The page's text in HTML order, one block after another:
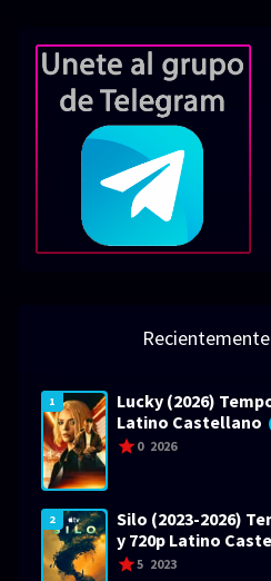
1
Lucky (2026)
Latino Castellano
0 2026
2
Silo (2023-2026)
y 720p Latino
5 2023